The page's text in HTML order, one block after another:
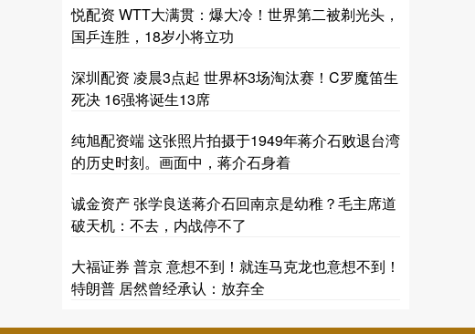
悦配资 WTT大满贯：爆大冷！世界第二被剃光头，
国乒连胜，18岁小将立功
深圳配资 凌晨3点起 世界杯3场淘汰赛！C罗魔笛生
死决 16强将诞生13席
纯旭配资端 这张照片拍摄于1949年蒋介石败退台湾
的历史时刻。画面中，蒋介石身着
诚金资产 张学良送蒋介石回南京是幼稚？毛主席道
破天机：不去，内战停不了
大福证券 普京 意想不到！就连马克龙也意想不到！
特朗普 居然曾经承认：放弃全